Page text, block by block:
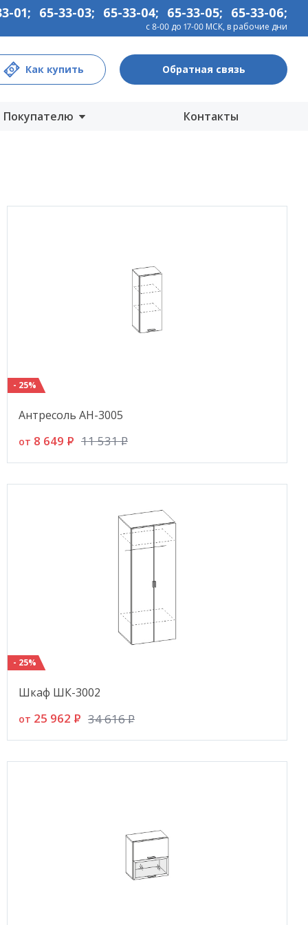
01; 65-33-03; 65-33-04; 65-33-05; 65-33-06;
с 8-00 до 17-00 МСК, в рабочие дни
Как купить Обратная связь
Покупателю
Контакты
- 25%
Антресоль АН-3005
от 8 649 P 11 531P
- 25%
Шкаф ШК-3002
от 25 962 P 34 616P